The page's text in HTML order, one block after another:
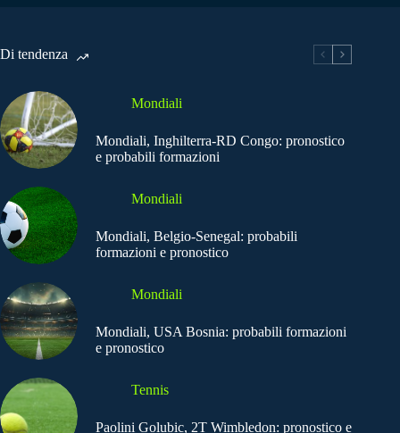
Di tendenza
Mondiali
Mondiali, Inghilterra-RD Congo: pronostico
e probabili formazioni
Mondiali
Mondiali, Belgio-Senegal: probabili
formazioni e pronostico
Mondiali
Mondiali, USA Bosnia: probabili formazioni
e pronostico
Tennis
Paolini Golubic, 2T Wimbledon: pronostico e